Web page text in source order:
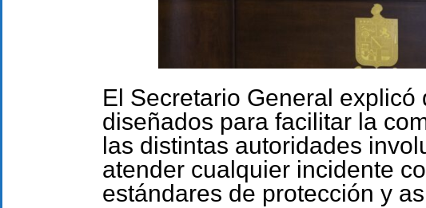
El Secretario General
diseñados para facilitar la
las distintas autoridades
atender cualquier incidente
estándares de protección y